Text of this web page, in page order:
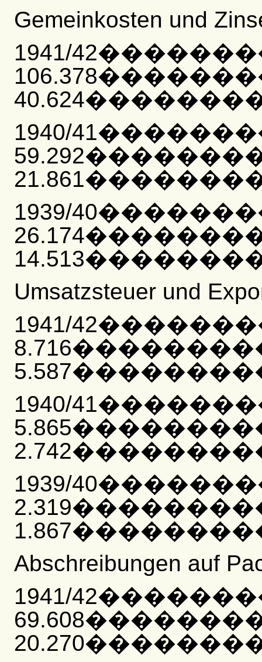
Gemeinkosten und
1941/
1940/
1939/
Umsatzsteuer und
1941/
1940/
1939/
Abschreibungen auf
1941/